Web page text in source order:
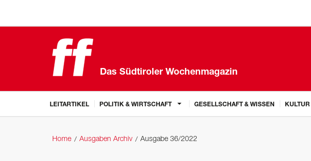
Das Südtiroler Wochenmagazin
LEITARTIKEL POLITIK & WIRTSCHAFT GESELLSCHAFT & WISSEN
Home Ausgaben Archiv Ausgabe 36/2022